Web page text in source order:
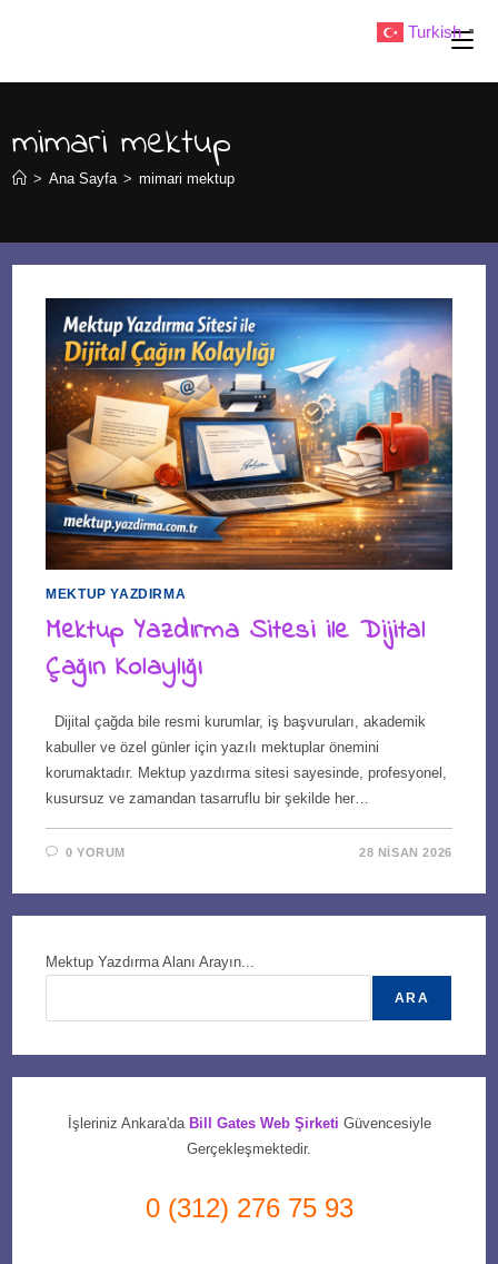
mimari mektup
> Ana Sayfa > mimari mektup
MEKTUP YAZDIRMA
Mektup Yazdırma Sitesi ile Dijital
Çağın Kolaylığı
Dijital çağda bile resmi kurumlar, iş başvuruları, akademik
kabuller ve özel günler için yazılı mektuplar önemini
korumaktadır. Mektup yazdırma sitesi sayesinde, profesyonel,
kusursuz ve zamandan tasarruflu bir şekilde her…
0 YORUM 28 NISAN 2026
Mektup Yazdırma Alanı Arayın...
ARA
İşleriniz Ankara'da Bill Gates Web Şirketi Güvencesiyle
Gerçekleşmektedir.
0 (312) 276 75 93
Turkish ▼